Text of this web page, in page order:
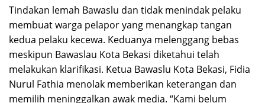
Tindakan lemah Bawaslu dan tidak menindak pelaku
membuat warga pelapor yang menangkap tangan
kedua pelaku kecewa. Keduanya melenggang bebas
meskipun Bawaslau Kota Bekasi diketahui telah
melakukan klarifikasi. Ketua Bawaslu Kota Bekasi, Fidia
Nurul Fathia menolak memberikan keterangan dan
memilih meninggalkan awak media. “Kami belum